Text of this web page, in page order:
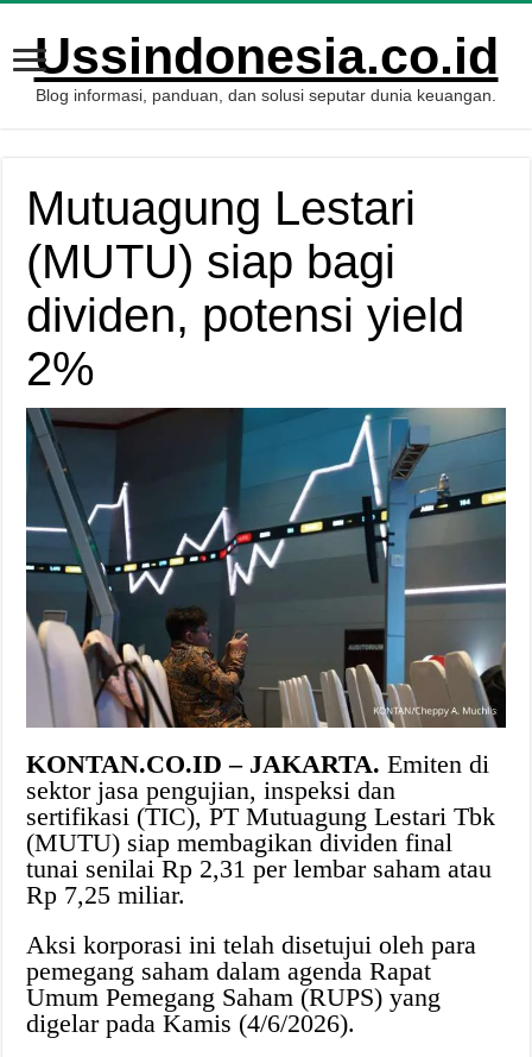
Ussindonesia.co.id
Blog informasi, panduan, dan solusi seputar dunia keuangan.
Mutuagung Lestari
(MUTU) siap bagi
dividen, potensi yield
2%
KONTAN.CO.ID – JAKARTA. Emiten di
sektor jasa pengujian, inspeksi dan
sertifikasi (TIC), PT Mutuagung Lestari Tbk
(MUTU) siap membagikan dividen final
tunai senilai Rp 2,31 per lembar saham atau
Rp 7,25 miliar.
Aksi korporasi ini telah disetujui oleh para
pemegang saham dalam agenda Rapat
Umum Pemegang Saham (RUPS) yang
digelar pada Kamis (4/6/2026).